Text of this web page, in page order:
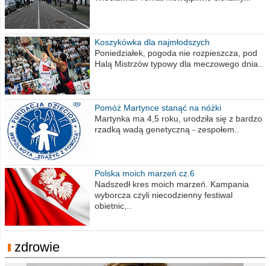
Koszykówka dla najmłodszych
Poniedziałek, pogoda nie rozpieszcza, pod
Halą Mistrzów typowy dla meczowego dnia..
Pomóż Martynce stanąć na nóżki
Martynka ma 4,5 roku, urodziła się z bardzo
rzadką wadą genetyczną - zespołem..
Polska moich marzeń cz.6
Nadszedł kres moich marzeń. Kampania
wyborcza czyli niecodzienny festiwal
obietnic,..
zdrowie